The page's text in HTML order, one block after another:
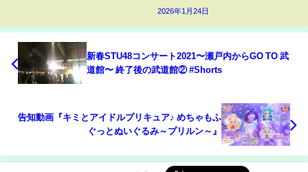
2026年1月24日
新春STU48コンサート2021〜瀬戸内からGO TO 武
道館〜 終了後の武道館② #Shorts
告知動画『キミとアイドルプリキュア♪ めちゃもふ
ぐっとぬいぐるみ～プリルン～』